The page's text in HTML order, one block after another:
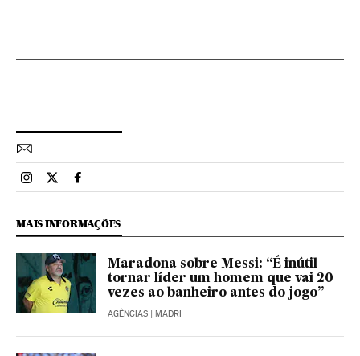
Esportes El País Brasil en Instagram
Esportes El País Brasil en Twitter
Esportes El País Brasil en Facebook
MAIS INFORMAÇÕES
Maradona sobre Messi: “É inútil
tornar líder um homem que vai 20
vezes ao banheiro antes do jogo”
AGÊNCIAS | MADRI